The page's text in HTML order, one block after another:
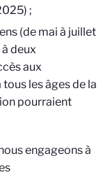
;
(de mai à juillet
deux
aux
les âges de la
pourraient
engageons à